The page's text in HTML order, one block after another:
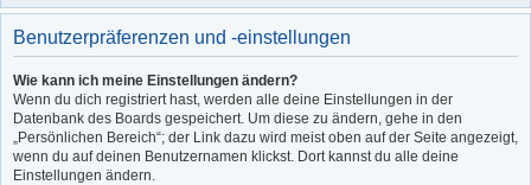
Benutzerpräferenzen und -einstellungen
Wie kann ich meine Einstellungen ändern?
Wenn du dich registriert hast, werden alle deine Einstellungen in der
Datenbank des Boards gespeichert. Um diese zu ändern, gehe in den
„Persönlichen Bereich“; der Link dazu wird meist oben auf der Seite angezeigt,
wenn du auf deinen Benutzernamen klickst. Dort kannst du alle deine
Einstellungen ändern.